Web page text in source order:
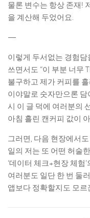
물론 변수는 항상 존재!
을 계산해 두었어요.
—
이렇게 두서없는 경험
쓰면서도 “이 부분 너무
불구하고 제가 커피를
이야말로 숫자만으론 담
시 이 글 덕에 여러분의
아침 흘린 캔커피 값이
그러면, 다음 현장에서
일의 저는 또 어떤 허술
‘데이터 체크+현장 체험
여러분도 일단 한 번 둘
앱보다 정확할지도 모르